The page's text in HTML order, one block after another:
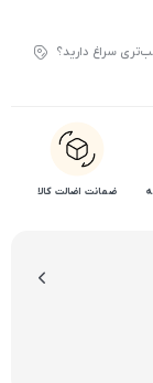
سراغ دارید؟
ضمانت اضالت کالا